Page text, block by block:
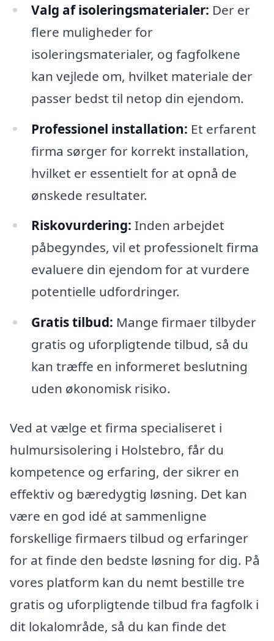
Valg af isoleringsmaterialer: Der er
flere muligheder for
isoleringsmaterialer, og fagfolkene
kan vejlede om, hvilket materiale der
passer bedst til netop din ejendom.
Professionel installation: Et erfarent
firma sørger for korrekt installation,
hvilket er essentielt for at opnå de
ønskede resultater.
Riskovurdering: Inden arbejdet
påbegyndes, vil et professionelt firma
evaluere din ejendom for at vurdere
potentielle udfordringer.
Gratis tilbud: Mange firmaer tilbyder
gratis og uforpligtende tilbud, så du
kan træffe en informeret beslutning
uden økonomisk risiko.
Ved at vælge et firma specialiseret i
hulmursisolering i Holstebro, får du
kompetence og erfaring, der sikrer en
effektiv og bæredygtig løsning. Det kan
være en god idé at sammenligne
forskellige firmaers tilbud og erfaringer
for at finde den bedste løsning for dig. På
vores platform kan du nemt bestille tre
gratis og uforpligtende tilbud fra fagfolk i
dit lokalområde, så du kan finde det